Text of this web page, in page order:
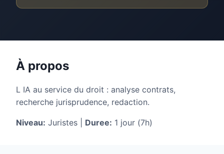
À propos
L IA au service du droit : analyse contrats,
recherche jurisprudence, redaction.
Niveau: Juristes | Duree: 1 jour (7h)